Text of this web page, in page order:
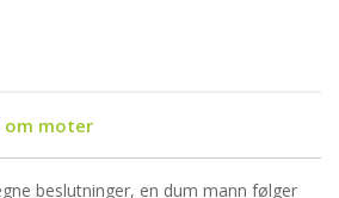
om moter
beslutninger, en dum mann følger